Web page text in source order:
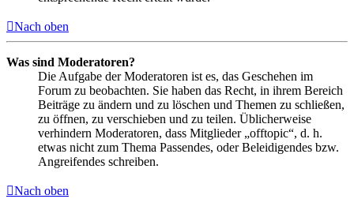
Nach oben
Was sind Moderatoren?
Die Aufgabe der Moderatoren ist es, das Geschehen im
Forum zu beobachten. Sie haben das Recht, in ihrem Bereich
Beiträge zu ändern und zu löschen und Themen zu schließen,
zu öffnen, zu verschieben und zu teilen. Üblicherweise
verhindern Moderatoren, dass Mitglieder „offtopic“, d. h.
etwas nicht zum Thema Passendes, oder Beleidigendes bzw.
Angreifendes schreiben.
Nach oben